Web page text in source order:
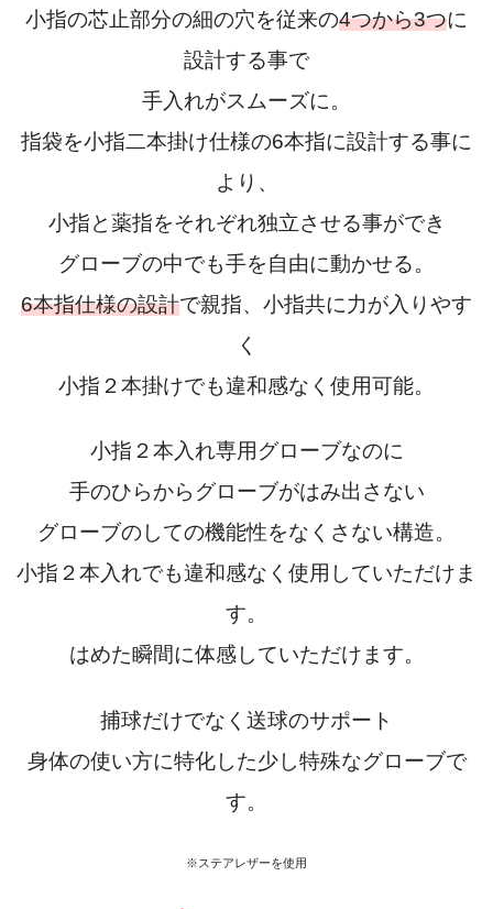
小指の芯止部分の細の穴を従来の4つから3つに
設計する事で
手入れがスムーズに。
指袋を小指二本掛け仕様の6本指に設計する事に
より、
小指と薬指をそれぞれ独立させる事ができ
グローブの中でも手を自由に動かせる。
6本指仕様の設計で親指、小指共に力が入りやす
く
小指２本掛けでも違和感なく使用可能。
小指２本入れ専用グローブなのに
手のひらからグローブがはみ出さない
グローブのしての機能性をなくさない構造。
小指２本入れでも違和感なく使用していただけま
す。
はめた瞬間に体感していただけます。
捕球だけでなく送球のサポート
身体の使い方に特化した少し特殊なグローブで
す。
※ステアレザーを使用